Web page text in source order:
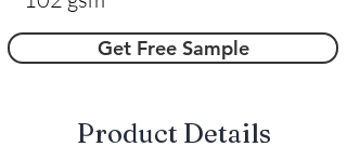
Get Free Sample
​Product Details